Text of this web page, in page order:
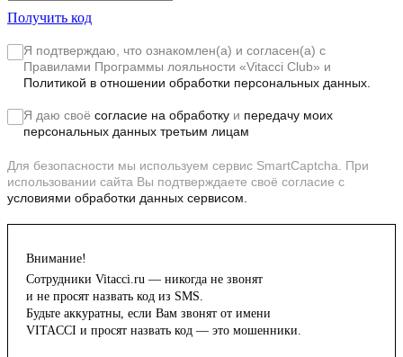
Получить код
Я подтверждаю, что ознакомлен(а) и согласен(а) с
Правилами Программы лояльности «Vitacci Club» и
Политикой в отношении обработки персональных данных.
Я даю своё согласие на обработку и передачу моих
персональных данных третьим лицам
Для безопасности мы используем сервис SmartCaptcha. При
использовании сайта Вы подтверждаете своё согласие с
условиями обработки данных сервисом.
Внимание!
Сотрудники Vitacci.ru — никогда не звонят
и не просят назвать код из SMS.
Будьте аккуратны, если Вам звонят от имени
VITACCI и просят назвать код — это мошенники.